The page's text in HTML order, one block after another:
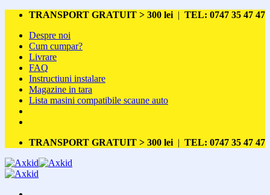
Skip
content
TRANSPORT GRATUIT > 300 lei | TEL: 0747 35 47 47
Despre noi
Cum cumpar?
Livrare
FAQ
Instructiuni instalare
Magazine in tara
Lista masini compatibile scaune auto
TRANSPORT GRATUIT > 300 lei | TEL: 0747 35 47 47